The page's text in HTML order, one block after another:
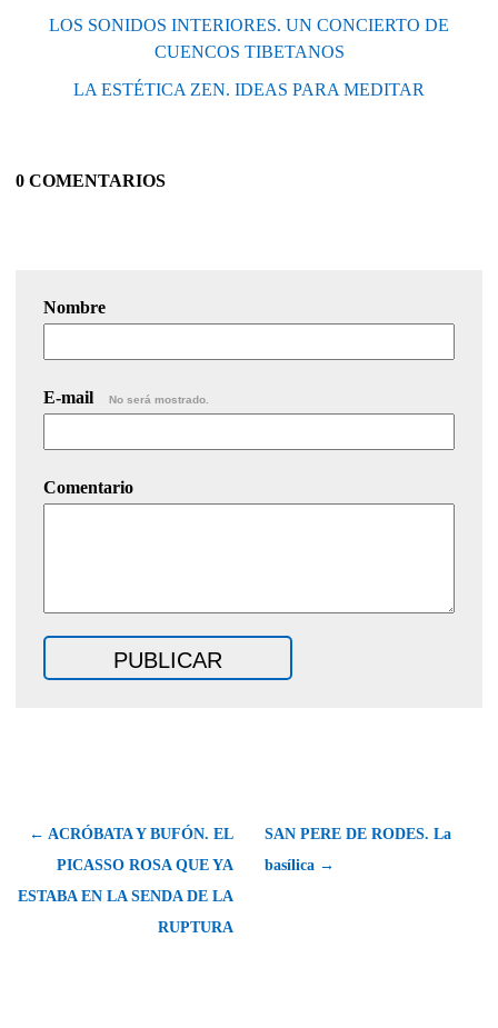
LOS SONIDOS INTERIORES. UN CONCIERTO DE
CUENCOS TIBETANOS
LA ESTÉTICA ZEN. IDEAS PARA MEDITAR
0 COMENTARIOS
Nombre
E-mail No será mostrado.
Comentario
← ACRÓBATA Y BUFÓN. EL
PICASSO ROSA QUE YA
ESTABA EN LA SENDA DE LA
RUPTURA
SAN PERE DE RODES. La
basílica →